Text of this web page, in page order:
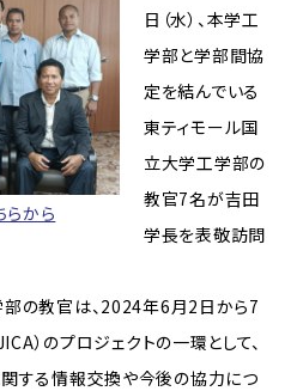
から
日（水）、本学工
学部と学部間協
定を結んでいる
東ティモール国
立大学工学部の
教官7名が吉田
学長を表敬訪問
の教官は、2024年6月2日から7
）のプロジェクトの一環として、
する情報交換や今後の協力につ